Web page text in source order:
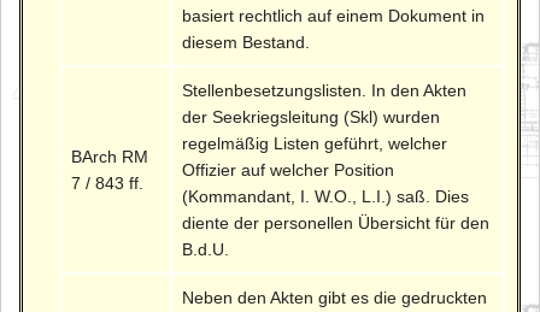
basiert rechtlich auf einem Dokument in
diesem Bestand.
BArch RM
7 / 843 ff.
Stellenbesetzungslisten. In den Akten
der Seekriegsleitung (Skl) wurden
regelmäßig Listen geführt, welcher
Offizier auf welcher Position
(Kommandant, I. W.O., L.I.) saß. Dies
diente der personellen Übersicht für den
B.d.U.
Neben den Akten gibt es die gedruckten